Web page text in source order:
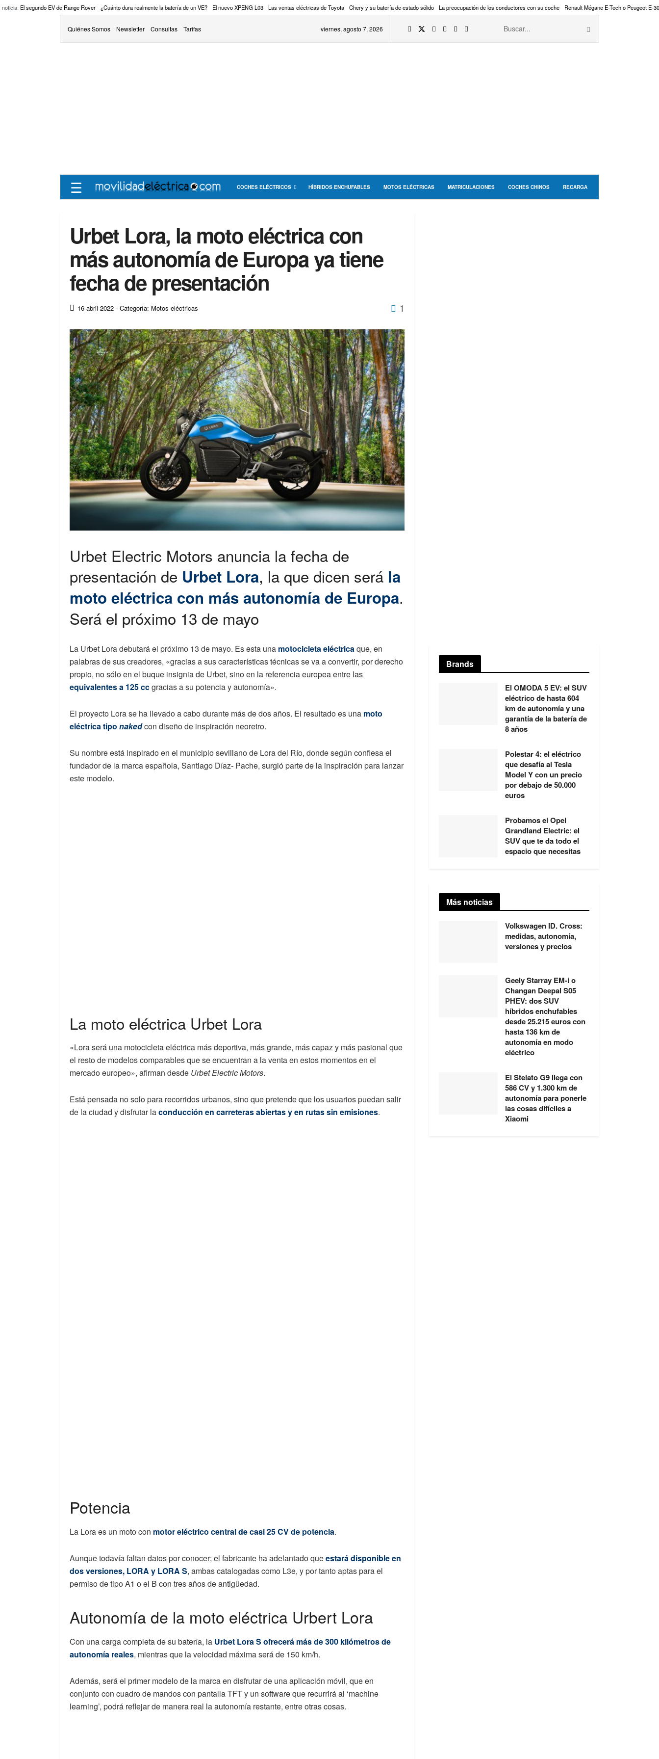
noticia: El segundo EV de Range Rover ¿Cuánto dura realmente la batería de un VE? El nuevo XPENG L03 Las ventas eléctricas de Toyota Chery y su batería de estado sólido La preocupación de los conductores con su coche Renault Mégane E-Tech o Peugeot E-
Quiénes Somos Newsletter Consultas Tarifas viernes, agosto 7, 2026
☰ COCHES ELÉCTRICOS HÍBRIDOS ENCHUFABLES MOTOS ELÉCTRICAS MATRICULACIONES COCHES CHINOS RECARGA
Urbet Lora, la moto eléctrica con
más autonomía de Europa ya tiene
fecha de presentación
16 abril 2022 - Categoría: Motos eléctricas 1
Urbet Electric Motors anuncia la fecha de
presentación de Urbet Lora, la que dicen será la
moto eléctrica con más autonomía de Europa.
Será el próximo 13 de mayo
La Urbet Lora debutará el próximo 13 de mayo. Es esta una motocicleta eléctricaque, en
palabras de sus creadores, «gracias a sus características técnicas se va a convertir, por derecho
propio, no sólo en el buque insignia de Urbet, sino en la referencia europea entre las
equivalentes a 125 ccgracias a su potencia y autonomía».
El proyecto Lora se ha llevado a cabo durante más de dos años. El resultado es una moto
eléctrica tipo nakedcon diseño de inspiración neoretro.
Su nombre está inspirado en el municipio sevillano de Lora del Río, donde según confiesa el
fundador de la marca española, Santiago Díaz- Pache, surgió parte de la inspiración para lanzar
este modelo.
La moto eléctrica Urbet Lora
«Lora será una motocicleta eléctrica más deportiva, más grande, más capaz y más pasional que
el resto de modelos comparables que se encuentran a la venta en estos momentos en el
mercado europeo», afirman desde Urbet Electric Motors.
Está pensada no solo para recorridos urbanos, sino que pretende que los usuarios puedan salir
de la ciudad y disfrutar laconducción en carreteras abiertas y en rutas sin emisiones.
Potencia
La Lora es un moto con motor eléctrico central de casi 25 CV de potencia.
Aunque todavía faltan datos por conocer; el fabricante ha adelantado queestará disponible en
dos versiones, LORA y LORA S, ambas catalogadas como L3e, y por tanto aptas para el
permiso de tipo A1 o el B con tres años de antigüedad.
Autonomía de la moto eléctrica Urbert Lora
Con una carga completa de su batería, la Urbet Lora S ofrecerá más de 300 kilómetros de
autonomía reales, mientras que la velocidad máxima será de 150 km/h.
Además, será el primer modelo de la marca en disfrutar de una aplicación móvil, que en
conjunto con cuadro de mandos con pantalla TFT y un software que recurrirá al ‘machine
learning’, podrá reflejar de manera real la autonomía restante, entre otras cosas.
Brands
El OMODA 5 EV: el SUV
eléctrico de hasta 604
km de autonomía y una
garantía de la batería de
8 años
Polestar 4: el eléctrico
que desafía al Tesla
Model Y con un precio
por debajo de 50.000
euros
Probamos el Opel
Grandland Electric: el
SUV que te da todo el
espacio que necesitas
Más noticias
Volkswagen ID. Cross:
medidas, autonomía,
versiones y precios
Geely Starray EM-i o
Changan Deepal S05
PHEV: dos SUV
híbridos enchufables
desde 25.215 euros con
hasta 136 km de
autonomía en modo
eléctrico
El Stelato G9 llega con
586 CV y 1.300 km de
autonomía para ponerle
las cosas difíciles a
Xiaomi